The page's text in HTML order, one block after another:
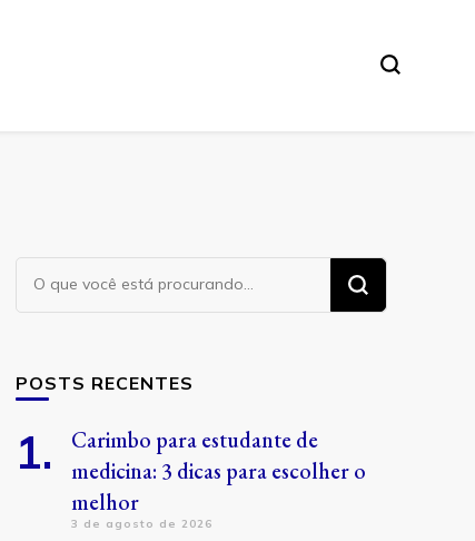
Procurando
algo?
POSTS RECENTES
Carimbo para estudante de
medicina: 3 dicas para escolher o
melhor
3 de agosto de 2026